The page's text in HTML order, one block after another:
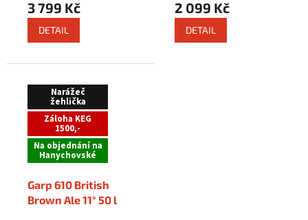
3 799 Kč
DETAIL
2 099 Kč
DETAIL
Narážeč
žehlička
Záloha KEG
1500,-
Na objednání na
Hanychovské
Garp 610 British
Brown Ale 11° 50 l